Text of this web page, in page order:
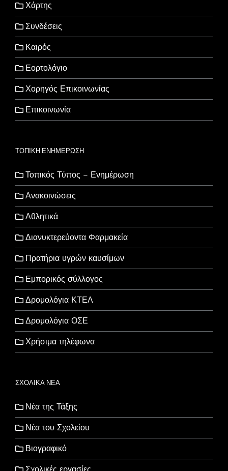
Χάρτης
Συνδέσεις
Καιρός
Εορτολόγιο
Χορηγός Επικοινωνίας
Επικοινωνία
ΤΟΠΙΚΗ ΕΝΗΜΕΡΩΣΗ
Τοπικός Τύπος – Ενημέρωση
Ανακοινώσεις
Αθλητικά
Διανυκτερεύοντα Φαρμακεία
Πρατήρια υγρών καυσίμων
Εμπορικός σύλλογος
Δρομολόγια ΚΤΕΛ
Δρομολόγια ΟΣΕ
Χρήσιμα τηλέφωνα
ΣΧΟΛΙΚΑ ΝΕΑ
Νέα της Τάξης
Νέα του Σχολείου
Βιογραφικό